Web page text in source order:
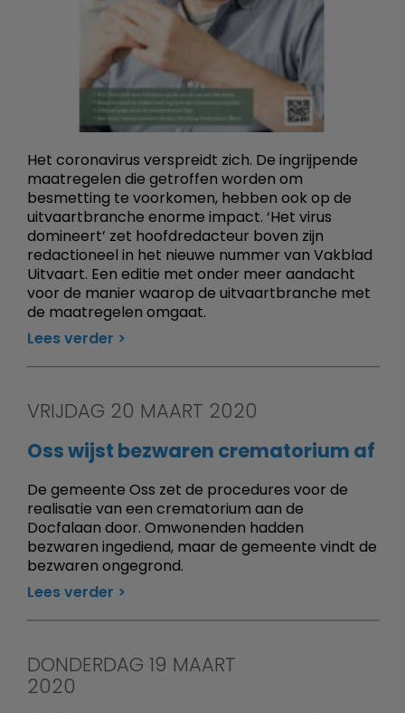
Het coronavirus verspreidt zich. De ingrijpende
maatregelen die getroffen worden om
besmetting te voorkomen, hebben ook op de
uitvaartbranche enorme impact. ‘Het virus
domineert’ zet hoofdredacteur boven zijn
redactioneel in het nieuwe nummer van Vakblad
Uitvaart. Een editie met onder meer aandacht
voor de manier waarop de uitvaartbranche met
de maatregelen omgaat.
Lees verder
VRIJDAG 20 MAART 2020
Oss wijst bezwaren crematorium af
De gemeente Oss zet de procedures voor de
realisatie van een crematorium aan de
Docfalaan door. Omwonenden hadden
bezwaren ingediend, maar de gemeente vindt de
bezwaren ongegrond.
Lees verder
DONDERDAG 19 MAART
2020